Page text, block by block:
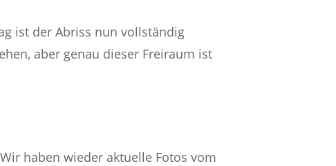
ist der Abriss nun vollständig
aber genau dieser Freiraum ist
haben wieder aktuelle Fotos vom